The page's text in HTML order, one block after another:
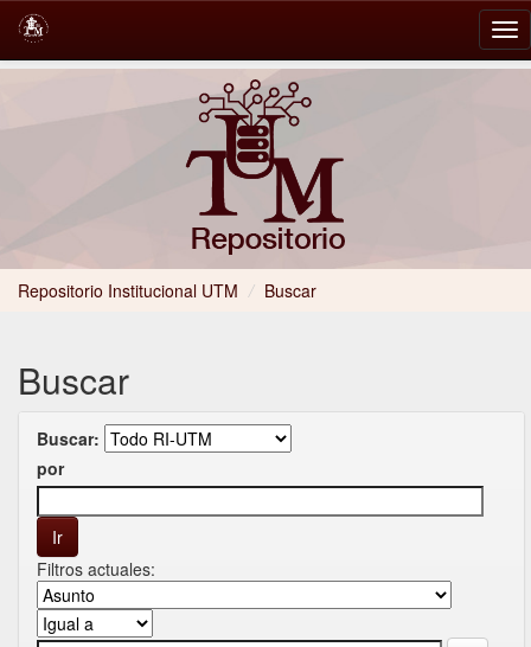
Repositorio Institucional UTM / Buscar
Buscar
Buscar:
por
Filtros actuales: